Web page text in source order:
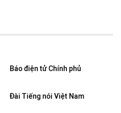
Báo điện tử Chính phủ
Đài Tiếng nói Việt Nam